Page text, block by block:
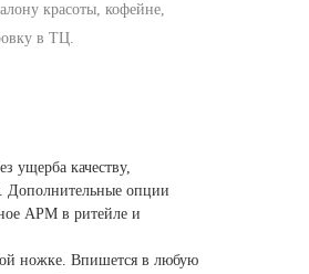
красоты, кофейне,
в ТЦ.
ущерба качеству,
Дополнительные опции
АРМ в ритейле и
ножке. Впишется в любую